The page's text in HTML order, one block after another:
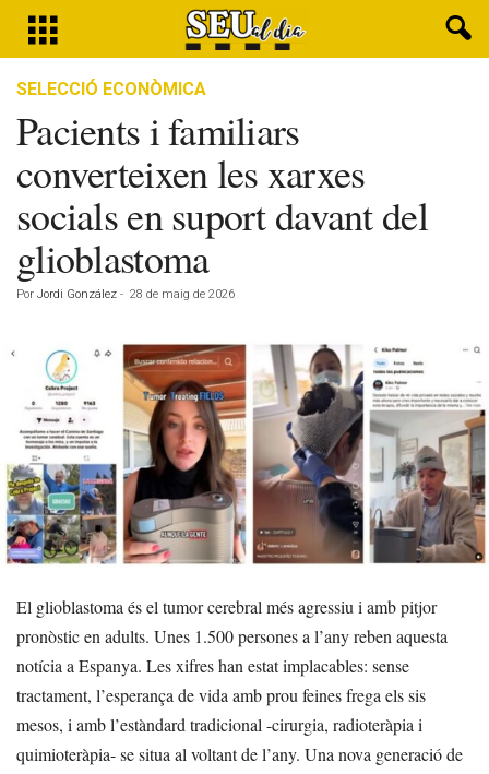
SELECCIÓ ECONÒMICA
Pacients i familiars
converteixen les xarxes
socials en suport davant del
glioblastoma
Por Jordi González - 28 de maig de 2026
El glioblastoma és el tumor cerebral més agressiu i amb pitjor
pronòstic en adults. Unes 1.500 persones a l’any reben aquesta
notícia a Espanya. Les xifres han estat implacables: sense
tractament, l’esperança de vida amb prou feines frega els sis
mesos, i amb l’estàndard tradicional -cirurgia, radioteràpia i
quimioteràpia- se situa al voltant de l’any. Una nova generació de